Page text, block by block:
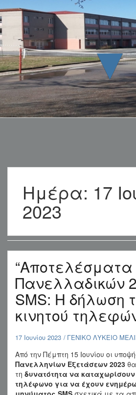
▼
Ημέρα: 17
2023
“Αποτελέσματα
Πανελλαδικών
SMS: Η δήλωση
κινητού
17 Ιουνίου 2023 ΓΕΝΙΚΟ ΛΥΚΕΙΟ
Από την Πέμπτη 15 Ιουνίου οι
Πανελληνίων Εξετάσεων 2023
τη δυνατότητα να καταχωρίσουν
τηλέφωνο για να έχουν